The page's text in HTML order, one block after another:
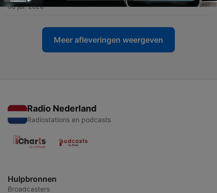
08 jul. 2026
Meer afleveringen weergeven
Radio Nederland
Radiostations en podcasts
Hulpbronnen
Broadcasters